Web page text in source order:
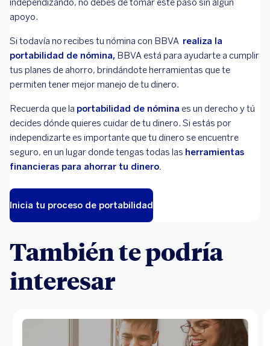
independizando, no debes de tomar este paso sin algún
apoyo.
Si todavía no recibes tu nómina con BBVA realiza la
portabilidad de nómina, BBVA está para ayudarte a cumplir
tus planes de ahorro, brindándote herramientas que te
permiten tener mejor manejo de tu dinero.
Recuerda que la portabilidad de nómina es un derecho y tú
decides dónde quieres cuidar de tu dinero. Si estás por
independizarte es importante que tu dinero se encuentre
seguro, en un lugar donde tengas todas las herramientas
financieras para ahorrar tu dinero.
Inicia tu proceso de portabilidad
También te podría
interesar